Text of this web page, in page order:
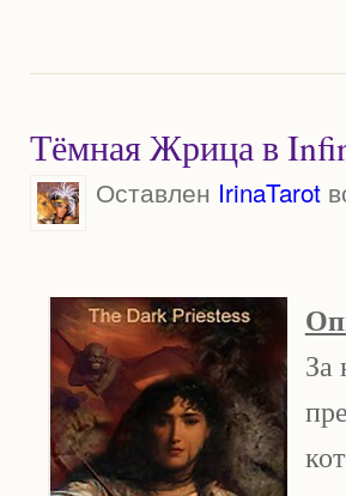
Тёмная Жрица в
Оставлен IrinaTarot
За